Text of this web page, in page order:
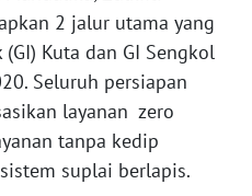
2 jalur utama yang
Kuta dan GI Sengkol
Seluruh persiapan
layanan zero
tanpa kedip
suplai berlapis.